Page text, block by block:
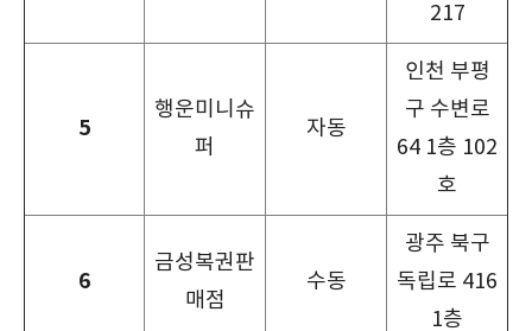
217
5
행운미니슈
퍼
자동
인천 부평
구 수변로
64 1층 102
호
6
금성복권판
매점
수동
광주 북구
독립로 416
1층